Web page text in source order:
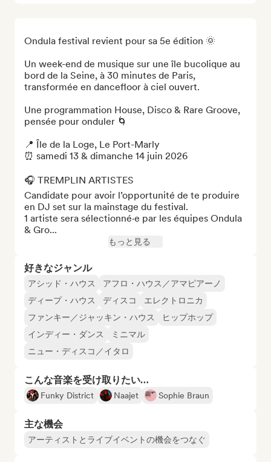
Ondula festival revient pour sa 5e édition 🌞
Un week-end de musique sur une île bucolique au
bord de la Seine, à 30 minutes de Paris,
transformée en dancefloor à ciel ouvert.
Une programmation House, Disco & Rare Groove,
pensée pour onduler 🌀
📍 Île de la Loge, Le Port-Marly
⏰ samedi 13 & dimanche 14 juin 2026
🎧 TREMPLIN ARTISTES
Candidate pour avoir l’opportunité de te produire
en DJ set sur la mainstage du festival.
1 artiste sera sélectionné·e par les équipes Ondula
& Gro...
もっと見る
好きなジャンル
アシッド・ハウス
アフロ・ハウス／アマピアーノ
ディープ・ハウス
ディスコ
エレクトロニカ
ファンキー／ジャッキン・ハウス
ヒップホップ
インディー・ダンス
ミニマル
ニュー・ディスコ／イタロ
こんな音楽を受け取りたい…
Funky District Naajet Sophie Braun
主な機会
アーティストとライブイベントの機会をつなぐ